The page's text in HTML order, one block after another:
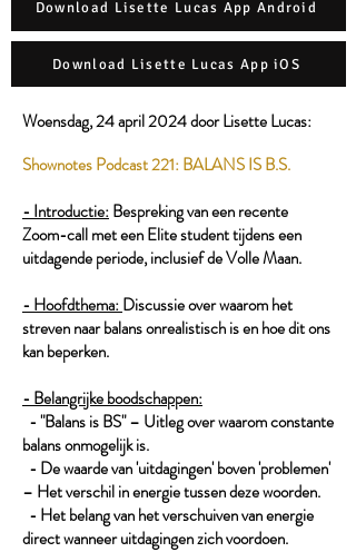
Download Lisette Lucas App Android
Download Lisette Lucas App iOS
Woensdag, 24 april 2024 door Lisette Lucas:​
Shownotes Podcast 221: BALANS IS B.S.
- Introductie:Bespreking van een recente
Zoom-call met een Elite student tijdens een
uitdagende periode, inclusief de Volle Maan.
- Hoofdthema:Discussie over waarom het
streven naar balans onrealistisch is en hoe dit ons
kan beperken.
- Belangrijke boodschappen:
- "Balans is BS" – Uitleg over waarom constante
balans onmogelijk is.
- De waarde van 'uitdagingen' boven 'problemen'
– Het verschil in energie tussen deze woorden.
- Het belang van het verschuiven van energie
direct wanneer uitdagingen zich voordoen.